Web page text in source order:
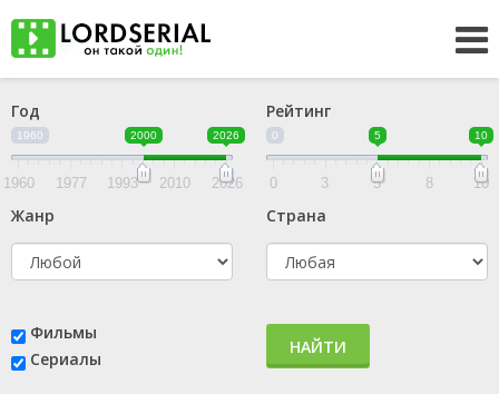
Год
1960 2000 2026
1960 1977 1993 2010 2026
Рейтинг
0 5 10
0 3 5 8 10
Жанр Страна
Фильмы
Сериалы
НАЙТИ